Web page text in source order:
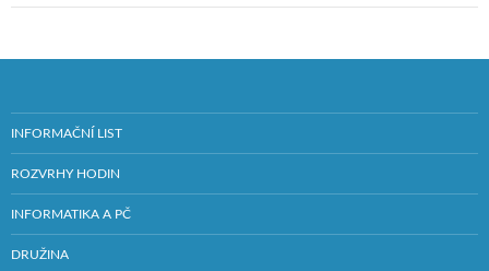
INFORMAČNÍ LIST
ROZVRHY HODIN
INFORMATIKA A PČ
DRUŽINA